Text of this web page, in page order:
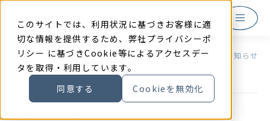
このサイトでは、利用状況に基づきお客様に適
切な情報を提供するため、弊社プライバシーポ
リシー に基づきCookie等によるアクセスデー
タを取得・利用しています。
同意する
Cookieを無効化
本
TOP お知らせ 医師（常勤） 募集のお知らせ